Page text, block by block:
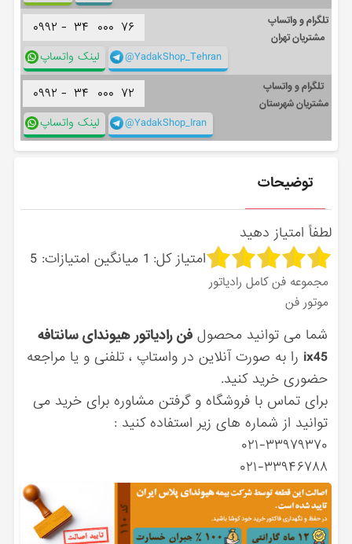
تلگرام و واتساپ
مشتریان تهران
۰۹۹۲ - ۳۴ ۰۰۰ ۷۶
لینک واتساپ @YadakShop_Tehran
تلگرام و واتساپ
مشتریان شهرستان
۰۹۹۲ - ۳۴ ۰۰۰ ۷۲
لینک واتساپ @YadakShop_Iran
توضیحات
لطفاً امتیاز دهید
امتیاز کل: 1 میانگین امتیازات:5
مجموعه فن کامل رادیاتور
موتور فن
شما می توانید محصولفن رادیاتور هیوندای سانتافه
ix45 را به صورت آنلاین در واستاپ ، تلفنی و یا مراجعه
حضوری خرید کنید.
برای تماس با فروشگاه و گرفتن مشاوره برای خرید می
توانید از شماره های زیر استفاده کنید :
۰۲۱-۳۳۹۷۹۳۷۰
۰۲۱-۳۳۹۴۶۷۸۸